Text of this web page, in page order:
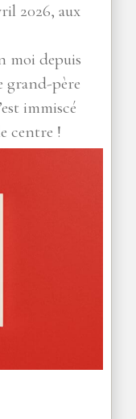
2026, aux
moi depuis
grand-père
immiscé
centre !